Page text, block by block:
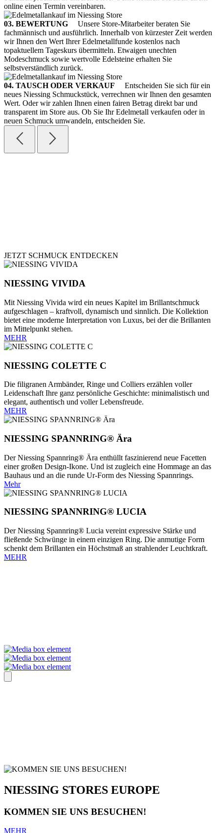
online einen Termin vereinbaren.
03. BEWERTUNG Unsere Store-Mitarbeiter beraten Sie
fachmännisch und ausführlich. Innerhalb von kürzester Zeit werden
wir Ihnen den Wert Ihrer Edelmetallfunde kostenlos nach
topaktuellem Tageskurs übermitteln. Etwaigen unechten
Modeschmuck sowie wertvolle Edelsteine erhalten Sie
selbstverständlich zurück.
04. TAUSCH ODER VERKAUF Entscheiden Sie sich für ein
neues Niessing Schmuckstück, verrechnen wir Ihnen den gesamten
Wert. Oder wir zahlen Ihnen einen fairen Betrag direkt bar und
transparent im Store aus. Ob Sie Ihr Edelmetall verkaufen oder in
neuen Schmuck umwandeln, entscheiden Sie.
JETZT SCHMUCK ENTDECKEN
NIESSING VIVIDA
Mit Niessing Vivida wird ein neues Kapitel im Brillantschmuck
aufgeschlagen – kraftvoll, dynamisch und sinnlich. Die Kollektion
bietet eine moderne Interpretation von Luxus, bei der die Brillanten
im Mittelpunkt stehen.
MEHR
NIESSING COLETTE C
Die filigranen Armbänder, Ringe und Colliers erzählen voller
Leidenschaft Ihre ganz persönliche Geschichte: minimalistisch und
elegant, authentisch und voller Lebensfreude.
MEHR
NIESSING SPANNRING® Ära
Der Niessing Spannring® Ära enthüllt faszinierend neue Facetten
einer großen Design-Ikone. Und ist zugleich eine Hommage an das
Bauhaus und an die runde Ur-Form des Niessing Spannrings.
Mehr
NIESSING SPANNRING® LUCIA
Der Niessing Spannring® Lucia vereint expressive Stärke und
fließende Schwünge in einem einzigen Ring. Die anmutige Form
schenkt dem Brillanten ein Höchstmaß an strahlender Leuchtkraft.
MEHR
NIESSING STORES EUROPE
KOMMEN SIE UNS BESUCHEN!
MEHR